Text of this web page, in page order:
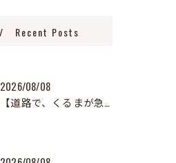
Recent Posts
2026/08/08
🚨【道路で、くるまが急に止まったら‼️】🚨